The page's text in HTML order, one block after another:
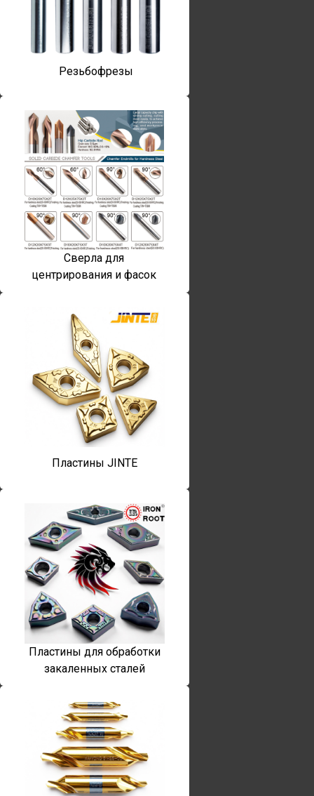
Резьбофрезы
Сверла для
центрирования и фасок
Пластины JINTE
Пластины для обработки
закаленных сталей